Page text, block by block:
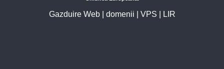
Gazduire Web| domenii VPS LIR